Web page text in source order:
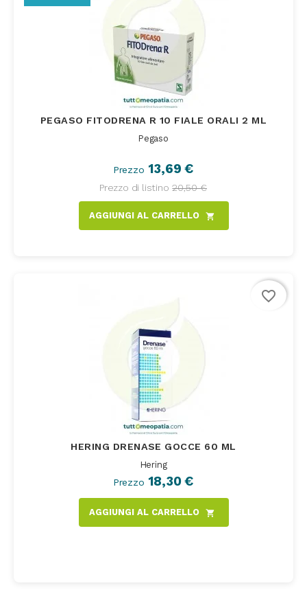
PEGASO FITODRENA R 10 FIALE ORALI 2 ML
Pegaso
Prezzo 13,69 €
Prezzo di listino 20,50 €
AGGIUNGI AL CARRELLO shopping_cart
HERING DRENASE GOCCE 60 ML
Hering
Prezzo 18,30 €
AGGIUNGI AL CARRELLO shopping_cart
favorite_border